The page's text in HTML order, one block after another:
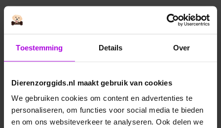
Toestemming Details Over
Dierenzorggids.nl maakt gebruik van cookies
We gebruiken cookies om content en advertenties te
personaliseren, om functies voor social media te bieden
en om ons websiteverkeer te analyseren. Ook delen we
Heb je besloten een hond uit het buitenland te
adopteren, zorg dan dat je dit via een betrouwbare en
stichting met een
ANBI-status. Lees ook de reviews
van mensen die al eerder een hond via deze stichting
gevaccineerd is (reguliere vaccinaties en de
hondsdolheid vaccinatie) een gezondheidsverklaring
heeft, een Europees paspoort bezit en gechipt is. De
organisatie is verplicht de hond in Nederland te